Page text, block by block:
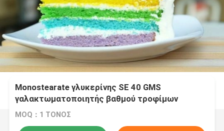
Monostearate γλυκερίνης SE 40 GMS
γαλακτωματοποιητής βαθμού τροφίμων
MOQ：1 ΤΟΝΟΣ